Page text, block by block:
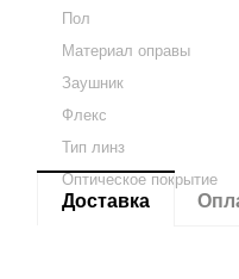
Пол
Материал оправы
Заушник
Флекс
Тип линз
Оптическое покрытие
Доставка